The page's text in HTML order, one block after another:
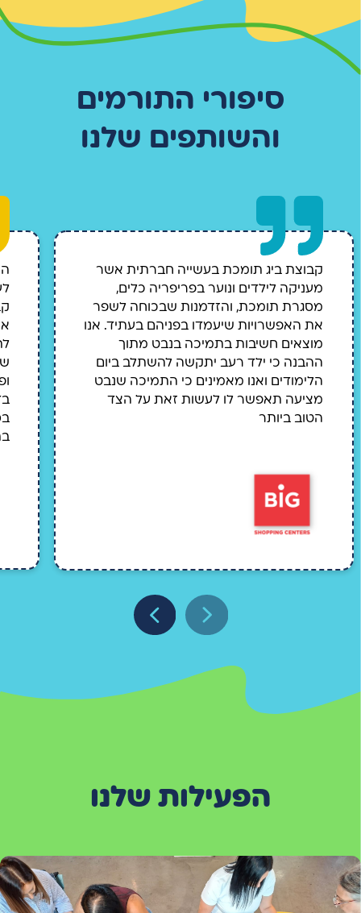
סיפורי התורמים
והשותפים שלנו
קבוצת ביג תומכת בעשייה חברתית אשר
מעניקה לילדים ונוער בפריפריה כלים,
מסגרת תומכת, והזדמנות שבכוחה לשפר
את האפשרויות שיעמדו בפניהם בעתיד. אנו
מוצאים חשיבות בתמיכה בנבט מתוך
ההבנה כי ילד רעב יתקשה להשתלב ביום
הלימודים ואנו מאמינים כי התמיכה שנבט
מציעה תאפשר לו לעשות זאת על הצד
הטוב ביותר
הפעילות שלנו